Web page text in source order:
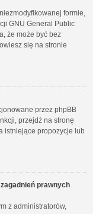
formie,
GNU General Public
że może być bez
się na stronie
przez phpBB
przejdź na stronę
istniejące propozycje lub
prawnych
z administratorów,